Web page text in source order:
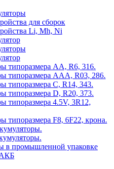
для сборок
Li, Mh, Ni
типоразмера АА, R6, 316.
типоразмера ААА, R03, 286.
типоразмера С, R14, 343.
типоразмера D, R20, 373.
типоразмера 4.5V, 3R12,
типоразмера F8, 6F22, крона.
в промышленной упаковке